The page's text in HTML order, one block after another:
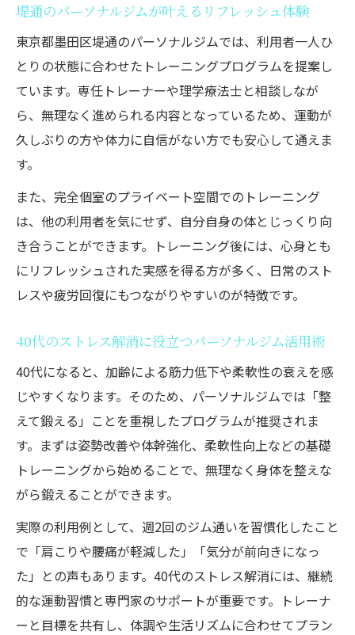
堤通のパーソナルジムが叶えるリフレッシュ体験
東京都墨田区堤通のパーソナルジムでは、利用者一人ひ
とりの状態に合わせたトレーニングプログラムを提案し
ています。専任トレーナーや理学療法士と相談しなが
ら、無理なく進められる内容となっているため、運動が
久しぶりの方や体力に自信がない方でも安心して通えま
す。
また、完全個室のプライベート空間でのトレーニング
は、他の利用者を気にせず、自分自身の体とじっくり向
き合うことができます。トレーニング後には、心身とも
にリフレッシュされた実感を得る方が多く、日常のスト
レスや疲労回復にもつながりやすいのが特徴です。
40代のストレス解消に役立つパーソナルジム活用術
40代になると、加齢による筋力低下や柔軟性の衰えを感
じやすくなります。そのため、パーソナルジムでは「整
えて鍛える」ことを重視したプログラムが推奨されま
す。まずは姿勢改善や体幹強化、柔軟性向上などの基礎
トレーニングから始めることで、無理なく身体を整えな
がら鍛えることができます。
実際の利用例として、週2回のジム通いを習慣化したこと
で「肩こりや腰痛が軽減した」「気分が前向きになっ
た」との声もあります。40代のストレス解消には、継続
的な運動習慣と専門家のサポートが重要です。トレーナ
ーと目標を共有し、体調や生活リズムに合わせてプラン